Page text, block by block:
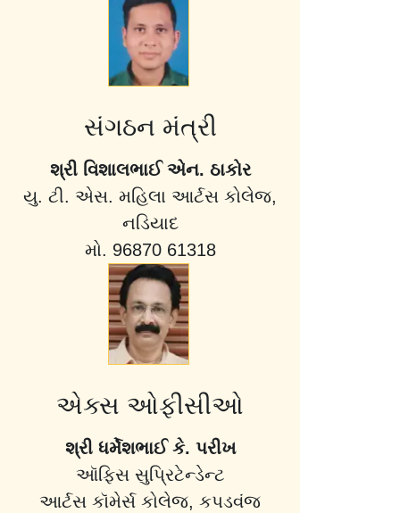
સંગઠન મંત્રી
શ્રી વિશાલભાઈ એન. ઠાકોર
યુ. ટી. એસ. મહિલા આર્ટસ કોલેજ,
નડિયાદ
મો. 96870 61318
એક્સ ઓફીસીઓ
શ્રી ધર્મેશભાઈ કે. પરીખ
ઑફિસ સુપ્રિટેન્ડેન્ટ
આર્ટસ કૉમેર્સ કોલેજ, કપડવંજ